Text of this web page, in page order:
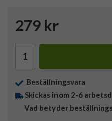
279 kr
Beställningsvara
Skickas inom 2-6
Vad betyder